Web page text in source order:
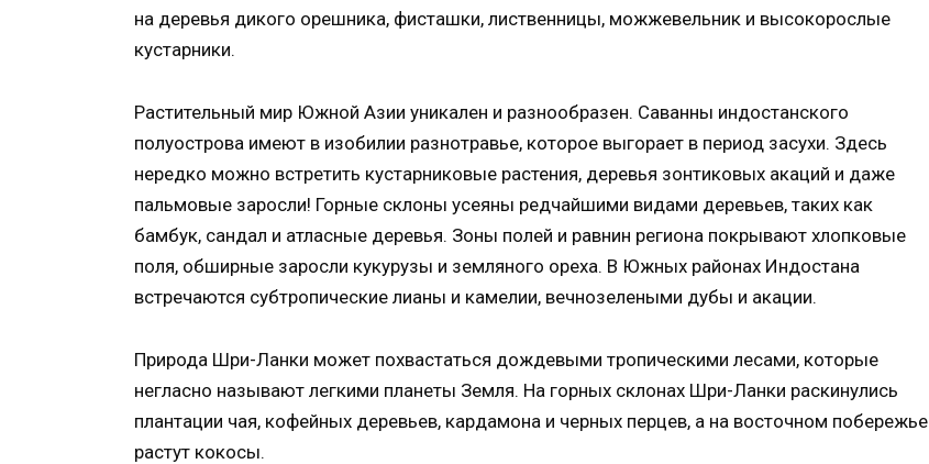
на деревья дикого орешника, фисташки, лиственницы, можжевельник и высокорослые
кустарники.
Растительный мир Южной Азии уникален и разнообразен. Саванны индостанского
полуострова имеют в изобилии разнотравье, которое выгорает в период засухи. Здесь
нередко можно встретить кустарниковые растения, деревья зонтиковых акаций и даже
пальмовые заросли! Горные склоны усеяны редчайшими видами деревьев, таких как
бамбук, сандал и атласные деревья. Зоны полей и равнин региона покрывают хлопковые
поля, обширные заросли кукурузы и земляного ореха. В Южных районах Индостана
встречаются субтропические лианы и камелии, вечнозелеными дубы и акации.
Природа Шри-Ланки может похвастаться дождевыми тропическими лесами, которые
негласно называют легкими планеты Земля. На горных склонах Шри-Ланки раскинулись
плантации чая, кофейных деревьев, кардамона и черных перцев, а на восточном побережье
растут кокосы.